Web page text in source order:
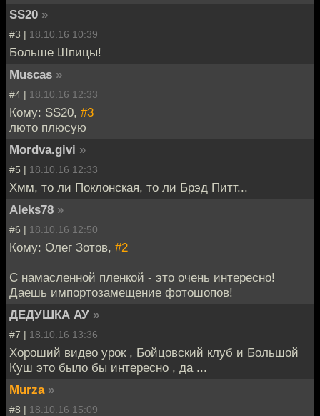
SS20 »
#3 | 18.10.16 10:39
Больше Шпицы!
Muscas »
#4 | 18.10.16 12:33
Кому: SS20, #3
люто плюсую
Mordva.givi »
#5 | 18.10.16 12:33
Хмм, то ли Поклонская, то ли Брэд Питт...
Aleks78 »
#6 | 18.10.16 12:50
Кому: Олег Зотов, #2
С намасленной пленкой - это очень интересно!
Даешь импортозамещение фотошопов!
ДЕДУШКА АУ »
#7 | 18.10.16 13:36
Хороший видео урок , Бойцовский клуб и Большой
Куш это было бы интересно , да ...
Murza »
#8 | 18.10.16 15:09